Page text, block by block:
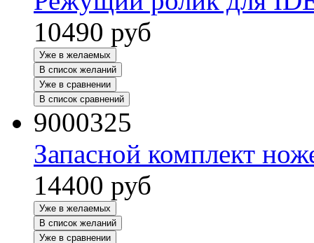
10490 руб
Уже в желаемых
В список желаний
Уже в сравнении
В список сравнений
9000325
Запасной комплект
14400 руб
Уже в желаемых
В список желаний
Уже в сравнении